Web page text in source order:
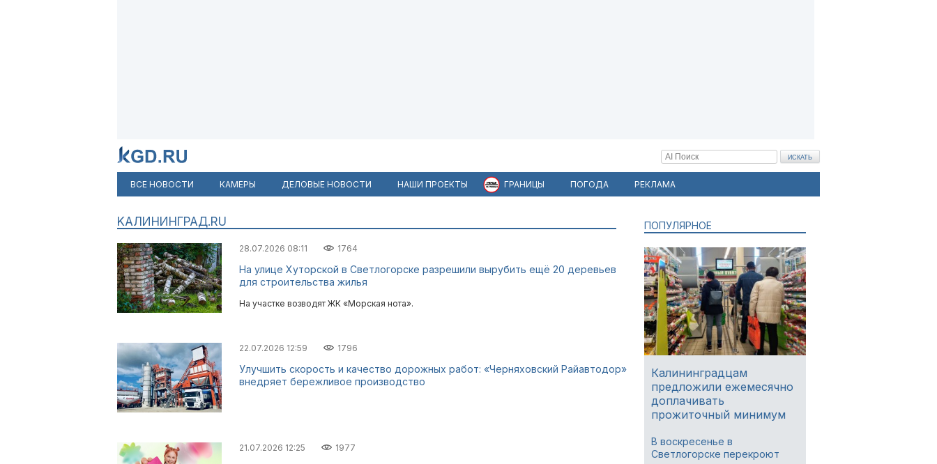
ВСЕ НОВОСТИ КАМЕРЫ ДЕЛОВЫЕ НОВОСТИ НАШИ ПРОЕКТЫ ГРАНИЦЫ ПОГОДА РЕКЛАМА
KAЛИНИНГРАД.RU
28.07.2026 08:11 1764
На улице Хуторской в Светлогорске разрешили вырубить ещё 20 деревьев
для строительства жилья
На участке возводят ЖК «Морская нота».
22.07.2026 12:59 1796
Улучшить скорость и качество дорожных работ: «Черняховский Райавтодор»
внедряет бережливое производство
21.07.2026 12:25 1977
ПОПУЛЯРНОЕ
Калининградцам
предложили ежемесячно
доплачивать
прожиточный минимум
В воскресенье в
Светлогорске перекроют